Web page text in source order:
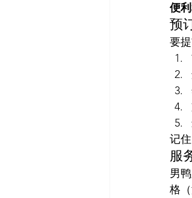
便
预
要
记
服
男
格